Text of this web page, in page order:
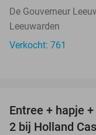
De Gouverneur
Leeuwarden
Verkocht: 761
Entree + hapje
2 bij Holland